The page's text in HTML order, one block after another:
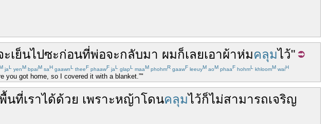
ะเย็นไปซะก่อนที่พ่อจะกลับมา ผมก็เลยเอาผ้าห่มคลุมไว้"
jaL yenM bpaiM saH gaawnL theeF phaawF jaL glapL maaM phohmR gaawF leeuyM aoM phaaF hohmL khloomM waiH
you got home, so I covered it with a blanket.”"
นที่เราได้ด้วย เพราะหญ้าโดนคลุมไว้ก็ไม่สามารถเจริญ